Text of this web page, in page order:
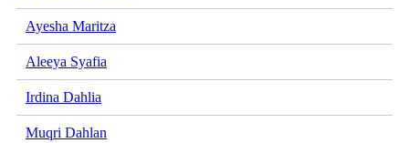
Ayesha Maritza
Aleeya Syafia
Irdina Dahlia
Muqri Dahlan